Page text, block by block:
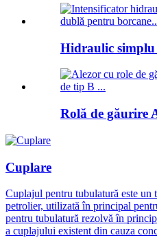
Hidraulic simplu
Rolă de găurire
Cuplare
Cuplajul pentru tubulatură este un
petrolier, utilizată în principal
pentru tubulatură rezolvă în
a cuplajului existent din cauza